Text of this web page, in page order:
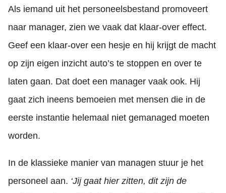
Als iemand uit het personeelsbestand promoveert
naar manager, zien we vaak dat klaar-over effect.
Geef een klaar-over een hesje en hij krijgt de macht
op zijn eigen inzicht auto’s te stoppen en over te
laten gaan. Dat doet een manager vaak ook. Hij
gaat zich ineens bemoeien met mensen die in de
eerste instantie helemaal niet gemanaged moeten
worden.
In de klassieke manier van managen stuur je het
personeel aan. ‘Jij gaat hier zitten, dit zijn de